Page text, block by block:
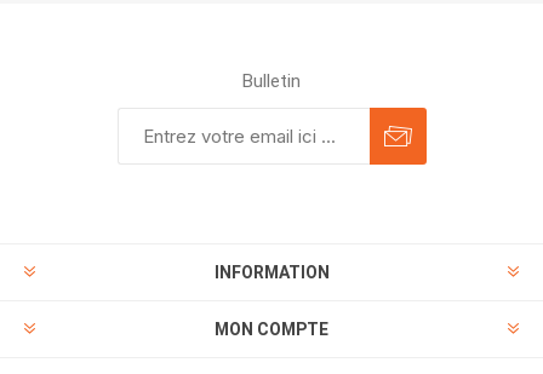
Bulletin
INFORMATION
MON COMPTE